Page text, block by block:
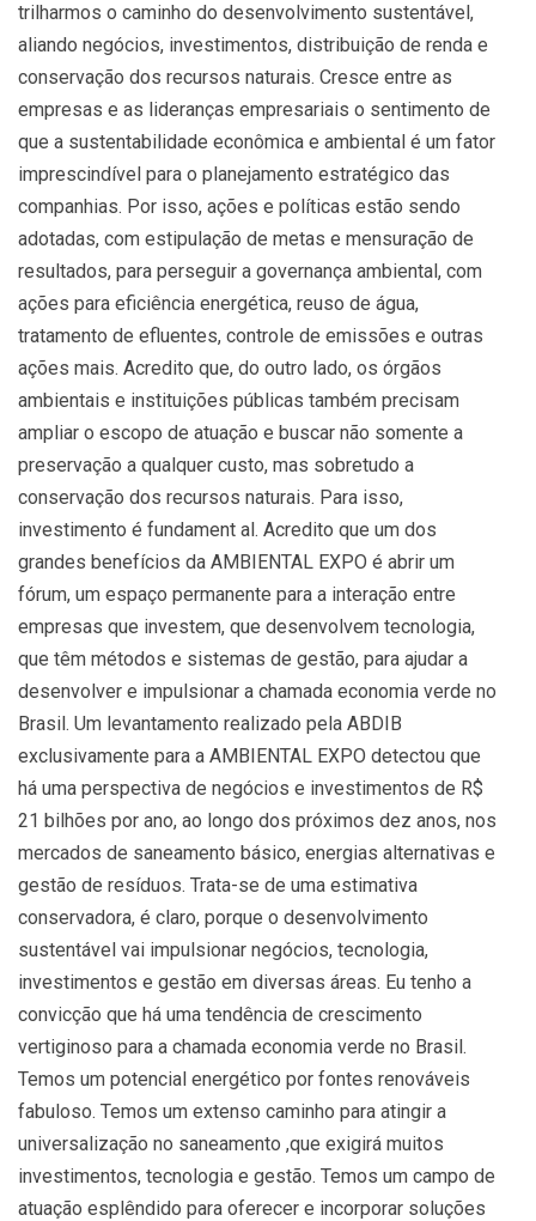
trilharmos o caminho do desenvolvimento sustentável,
aliando negócios, investimentos, distribuição de renda e
conservação dos recursos naturais. Cresce entre as
empresas e as lideranças empresariais o sentimento de
que a sustentabilidade econômica e ambiental é um fator
imprescindível para o planejamento estratégico das
companhias. Por isso, ações e políticas estão sendo
adotadas, com estipulação de metas e mensuração de
resultados, para perseguir a governança ambiental, com
ações para eficiência energética, reuso de água,
tratamento de efluentes, controle de emissões e outras
ações mais. Acredito que, do outro lado, os órgãos
ambientais e instituições públicas também precisam
ampliar o escopo de atuação e buscar não somente a
preservação a qualquer custo, mas sobretudo a
conservação dos recursos naturais. Para isso,
investimento é fundament al. Acredito que um dos
grandes benefícios da AMBIENTAL EXPO é abrir um
fórum, um espaço permanente para a interação entre
empresas que investem, que desenvolvem tecnologia,
que têm métodos e sistemas de gestão, para ajudar a
desenvolver e impulsionar a chamada economia verde no
Brasil. Um levantamento realizado pela ABDIB
exclusivamente para a AMBIENTAL EXPO detectou que
há uma perspectiva de negócios e investimentos de R$
21 bilhões por ano, ao longo dos próximos dez anos, nos
mercados de saneamento básico, energias alternativas e
gestão de resíduos. Trata-se de uma estimativa
conservadora, é claro, porque o desenvolvimento
sustentável vai impulsionar negócios, tecnologia,
investimentos e gestão em diversas áreas. Eu tenho a
convicção que há uma tendência de crescimento
vertiginoso para a chamada economia verde no Brasil.
Temos um potencial energético por fontes renováveis
fabuloso. Temos um extenso caminho para atingir a
universalização no saneamento ,que exigirá muitos
investimentos, tecnologia e gestão. Temos um campo de
atuação esplêndido para oferecer e incorporar soluções